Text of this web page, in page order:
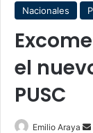
Nacionales
el
PUSC
Emilio Araya